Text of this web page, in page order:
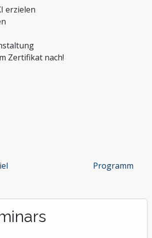
erzielen
Zertifikat nach!
Programm